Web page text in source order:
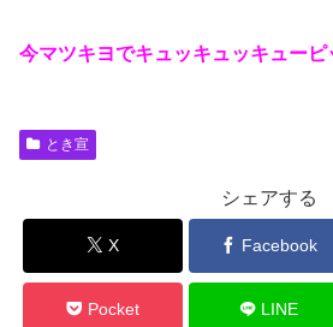
今マツキヨでキュッキュッキュー
とき宣
シェアする
X Facebook
Pocket LINE